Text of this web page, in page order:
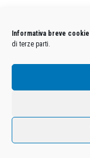
Informativa breve cookie
di terze parti.